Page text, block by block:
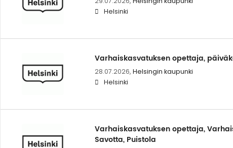
Helsinki
Varhaiskasvatuksen opettaja,
28.07.2026, Helsingin kaupunki
Helsinki
Varhaiskasvatuksen opettaja,
Savotta, Puistola